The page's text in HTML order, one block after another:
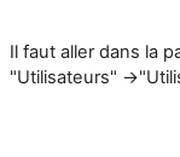
Il faut aller dans la
"Utilisateurs"